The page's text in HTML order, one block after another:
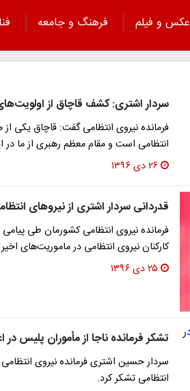
عکس و فیلم فرهنگ و جامعه
سردار اشتری: کشف قاچاق از
فرمانده نیروی انتظامی گفت: قاچاق یکی
انتظامی است و مقام معظم رهبری از ما
۲۶ دی ۱۳۹۶
قدردانی سردار اشتری از نیروهای
فرمانده نیروی انتظامی کشورمان طی پیامی
کارکنان نیروی انتظامی در ماموریت‌های
۲۵ دی ۱۳۹۶
تشکر فرمانده ناجا از مأموران پلیس
سردار حسین اشتری فرمانده نیروی انتظامی
انتظامی تشکر کرد.